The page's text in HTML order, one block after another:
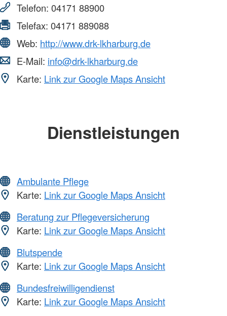
Telefon: 04171 88900
Telefax: 04171 889088
Web: http://www.drk-lkharburg.de
E-Mail: info@drk-lkharburg.de
Karte: Link zur Google Maps Ansicht
Dienstleistungen
Ambulante Pflege
Karte: Link zur Google Maps Ansicht
Beratung zur Pflegeversicherung
Karte: Link zur Google Maps Ansicht
Blutspende
Karte: Link zur Google Maps Ansicht
Bundesfreiwilligendienst
Karte: Link zur Google Maps Ansicht